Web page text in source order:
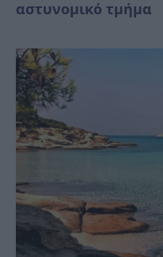
αστυνομικό τμήμα